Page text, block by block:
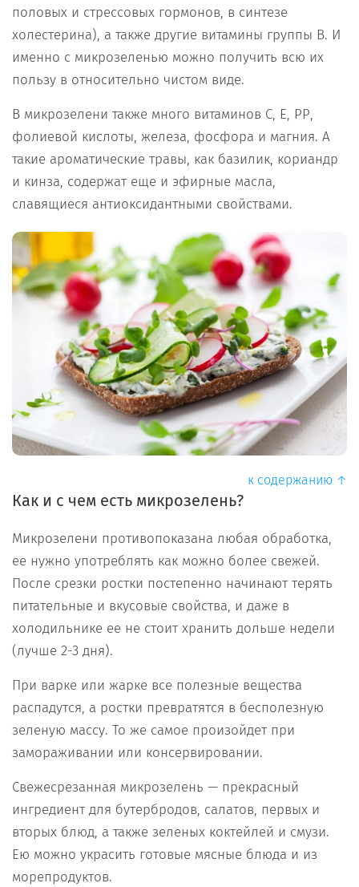
половых и стрессовых гормонов, в синтезе
холестерина), а также другие витамины группы В. И
именно с микрозеленью можно получить всю их
пользу в относительно чистом виде.
В микрозелени также много витаминов С, Е, РР,
фолиевой кислоты, железа, фосфора и магния. А
такие ароматические травы, как базилик, кориандр
и кинза, содержат еще и эфирные масла,
славящиеся антиоксидантными свойствами.
к содержанию ↑
Как и с чем есть микрозелень?
Микрозелени противопоказана любая обработка,
ее нужно употреблять как можно более свежей.
После срезки ростки постепенно начинают терять
питательные и вкусовые свойства, и даже в
холодильнике ее не стоит хранить дольше недели
(лучше 2-3 дня).
При варке или жарке все полезные вещества
распадутся, а ростки превратятся в бесполезную
зеленую массу. То же самое произойдет при
замораживании или консервировании.
Свежесрезанная микрозелень — прекрасный
ингредиент для бутербродов, салатов, первых и
вторых блюд, а также зеленых коктейлей и смузи.
Ею можно украсить готовые мясные блюда и из
морепродуктов.